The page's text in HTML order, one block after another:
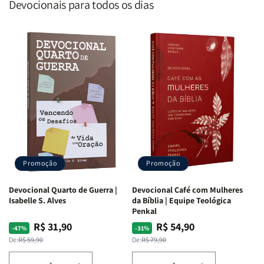
Devocionais para todos os dias
Promoção
Devocional Quarto de Guerra |
Isabelle S. Alves
-47%
Preço
normal
De:R$ 59,90
Preço
promocional
R$ 31,90
Promoção
Devocional Café com Mulheres
da Bíblia | Equipe Teológica
Penkal
-31%
Preço
normal
De:R$ 79,90
Preço
promocional
R$ 54,90